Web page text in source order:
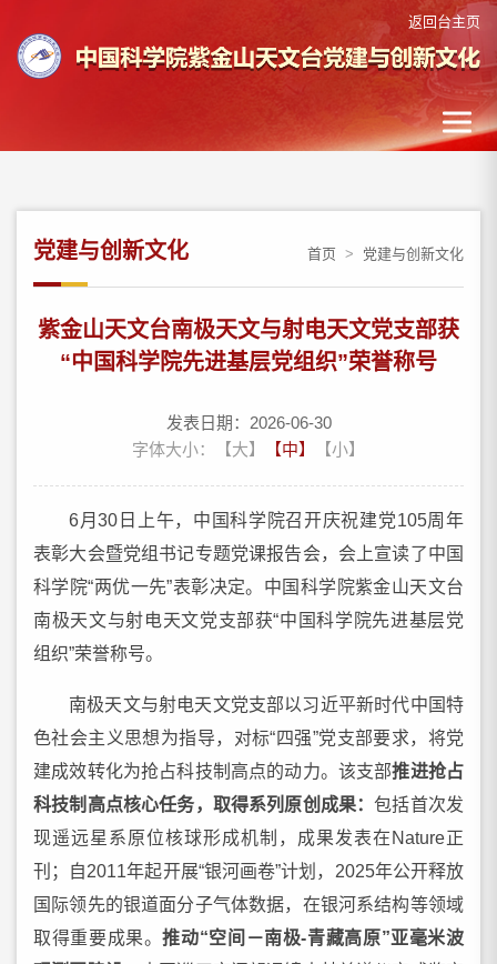
返回台主页
党建与创新文化 首页 > 党建与创新文化
紫金山天文台南极天文与射电天文党支部获
“中国科学院先进基层党组织”荣誉称号
发表日期：2026-06-30
字体大小：
【大】 【中】 【小】
6月30日上午，中国科学院召开庆祝建党105周年
表彰大会暨党组书记专题党课报告会，会上宣读了中国
科学院“两优一先”表彰决定。中国科学院紫金山天文台
南极天文与射电天文党支部获“中国科学院先进基层党
组织”荣誉称号。
南极天文与射电天文党支部以习近平新时代中国特
色社会主义思想为指导，对标“四强”党支部要求，将党
建成效转化为抢占科技制高点的动力。该支部推进抢占
科技制高点核心任务，取得系列原创成果：包括首次发
现遥远星系原位核球形成机制，成果发表在Nature正
刊；自2011年起开展“银河画卷”计划，2025年公开释放
国际领先的银道面分子气体数据，在银河系结构等领域
取得重要成果。推动“空间－南极-青藏高原”亚毫米波